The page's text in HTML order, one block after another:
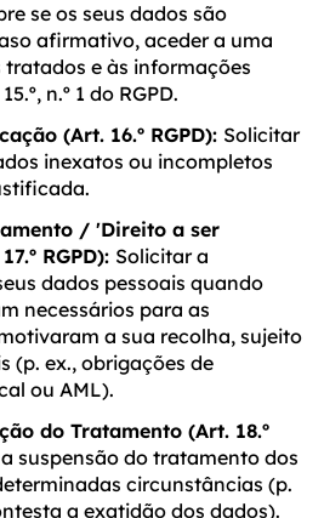
se os seus dados são
afirmativo, aceder a uma
e às informações
n.º 1 do RGPD.
(Art. 16.º RGPD): Solicitar
inexatos ou incompletos
/ 'Direito a ser
RGPD): Solicitar a
dados pessoais quando
necessários para as
a sua recolha, sujeito
(p. ex., obrigações de
ou AML).
do Tratamento (Art. 18.º
suspensão do tratamento dos
circunstâncias (p.
a exatidão dos dados).